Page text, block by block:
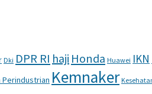
Dki DPR RI haji Honda Huawei IKN
Kemnaker